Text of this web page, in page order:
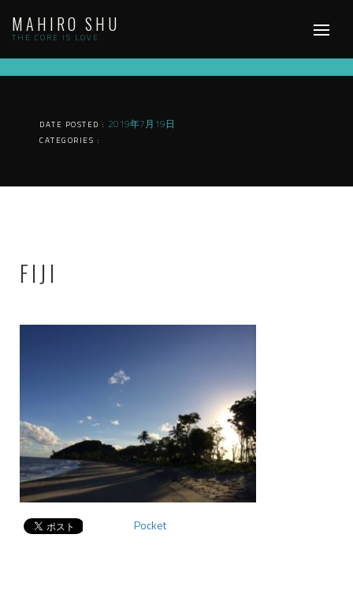
content
MAHIRO SHU
THE CORE IS LOVE
DATE POSTED : 2019年7月19日
CATEGORIES :
FIJI
Pocket